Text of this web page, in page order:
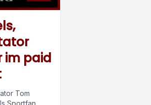
im paid
Tom